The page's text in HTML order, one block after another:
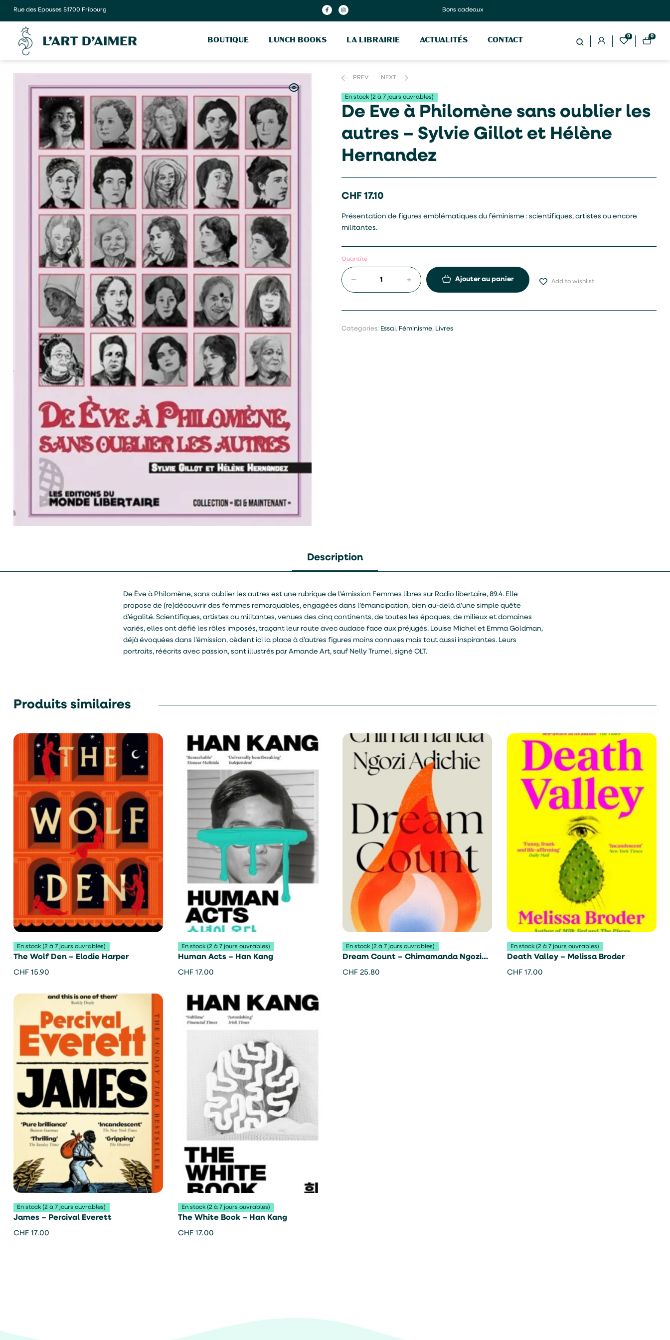
Rue des Epouses 51700 Fribourg Bons cadeaux
BOUTIQUE LUNCH BOOKS LA LIBRAIRIE ACTUALITÉS CONTACT
0 0
PREV NEXT
En stock (2 à 7 jours ouvrables)
De Eve à Philomène sans oublier les
autres – Sylvie Gillot et Hélène
Hernandez
CHF 17.10
Présentation de figures emblématiques du féminisme : scientifiques, artistes ou encore
militantes.
Quantité
Ajouter au panier Add to wishlist
Categories: Essai, Féminisme, Livres
Description
De Ève à Philomène, sans oublier les autres est une rubrique de l’émission Femmes libres sur Radio libertaire, 89.4. Elle
propose de (re)découvrir des femmes remarquables, engagées dans l’émancipation, bien au-delà d’une simple quête
d’égalité. Scientifiques, artistes ou militantes, venues des cinq continents, de toutes les époques, de milieux et domaines
variés, elles ont défié les rôles imposés, traçant leur route avec audace face aux préjugés. Louise Michel et Emma Goldman,
déjà évoquées dans l’émission, cèdent ici la place à d’autres figures moins connues mais tout aussi inspirantes. Leurs
portraits, réécrits avec passion, sont illustrés par Amande Art, sauf Nelly Trumel, signé OLT.
Produits similaires
En stock (2 à 7 jours ouvrables)
The Wolf Den – Elodie Harper
CHF 15.90
En stock (2 à 7 jours ouvrables)
Human Acts – Han Kang
CHF 17.00
En stock (2 à 7 jours ouvrables)
Dream Count – Chimamanda Ngozi
Adichie
CHF 25.80
En stock (2 à 7 jours ouvrables)
Death Valley – Melissa Broder
CHF 17.00
En stock (2 à 7 jours ouvrables)
James – Percival Everett
CHF 17.00
En stock (2 à 7 jours ouvrables)
The White Book – Han Kang
CHF 17.00